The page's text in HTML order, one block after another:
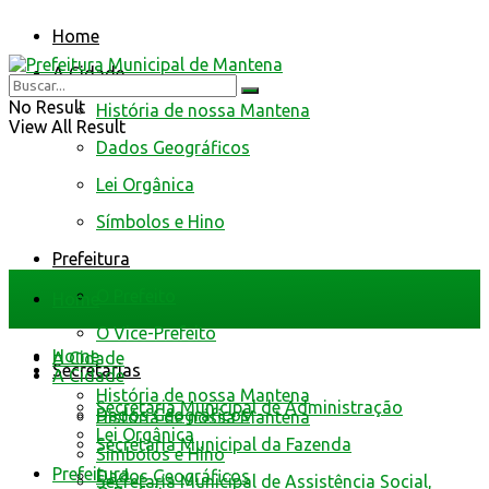
Home
A Cidade
História de nossa Mantena
Dados Geográficos
Lei Orgânica
Símbolos e Hino
Prefeitura
O Vice-Prefeito
Secretarias
Secretaria Municipal de Administração
Secretaria Municipal da Fazenda
Secretaria Municipal de Assistência Social,
No Result
View All Result
Home
A Cidade
História de nossa Mantena
Dados Geográficos
Home
A Cidade
História de nossa Mantena
Dados Geográficos
Lei Orgânica
Símbolos e Hino
Prefeitura